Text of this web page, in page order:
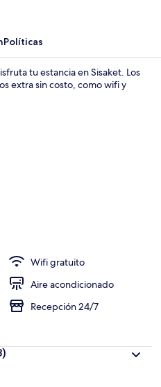
Políticas
tu estancia en Sisaket. Los
extra sin costo, como wifi y
Wifi gratuito
Aire acondicionado
Recepción 24/7